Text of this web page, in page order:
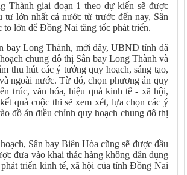
Thành giai đoạn 1 theo dự kiến sẽ được
lớn nhất cả nước từ trước đến nay, Sân
to lớn dể Đồng Nai tăng tốc phát triển.
bay Long Thành, mới đây, UBND tỉnh đã
chung đô thị Sân bay Long Thành và
thu hút các ý tưởng quy hoạch, sáng tạo,
ngoài nước. Từ đó, chọn phương án quy
trúc, văn hóa, hiệu quả kinh tế - xã hội,
quả cuộc thi sẽ xem xét, lựa chọn các ý
đồ án điều chỉnh quy hoạch chung đô thị
Sân bay Biên Hòa cũng sẽ được đầu
đưa vào khai thác hàng không dân dụng
triển kinh tế, xã hội của tỉnh Đồng Nai